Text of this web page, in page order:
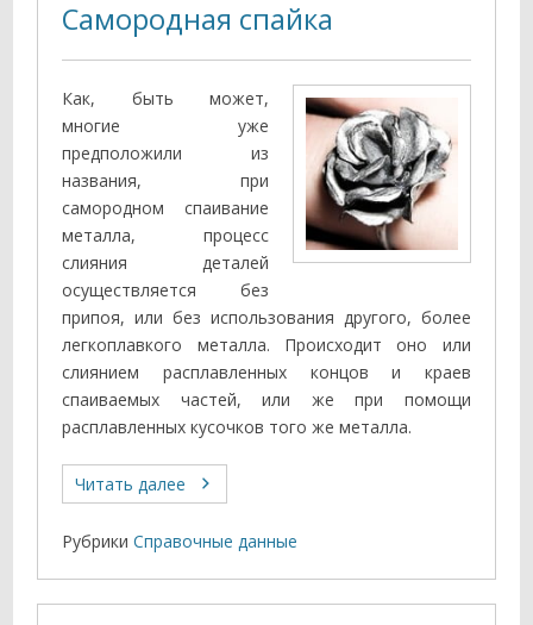
Самородная спайка
Как, быть может,
многие уже
предположили из
названия, при
самородном спаивание
металла, процесс
слияния деталей
осуществляется без
припоя, или без использования другого, более
легкоплавкого металла. Происходит оно или
слиянием расплавленных концов и краев
спаиваемых частей, или же при помощи
расплавленных кусочков того же металла.
Читать далее
Рубрики Справочные данные